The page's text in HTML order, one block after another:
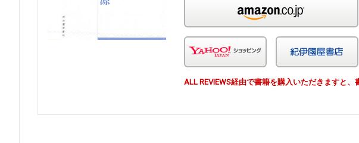
Yahoo!ショッピング
ALL REVIEWS経由で書籍を購入いただきますと